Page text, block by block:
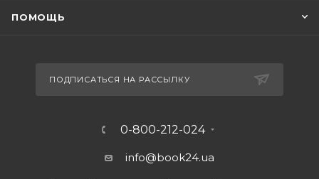
ПОМОЩЬ
ПОДПИСАТЬСЯ НА РАССЫЛКУ
0-800-212-024
info@book24.ua